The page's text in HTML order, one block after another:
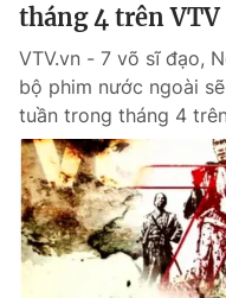
tháng 4 trên VTV
VTV.vn - 7 võ sĩ đạo,
bộ phim nước ngoài
tuần trong tháng 4